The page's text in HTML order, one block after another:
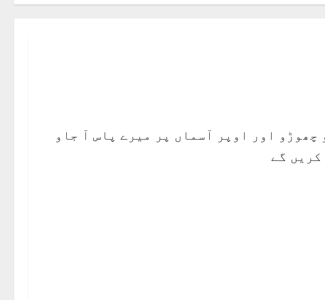
اور اوپر آسماں پر میرے پاس آ جاو
گے